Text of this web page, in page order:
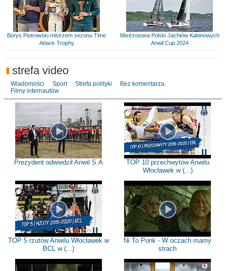
Borys Piotrowski mistrzem sezonu Time
Attack Trophy
Mistrzostwa Polski Jachtów Kabinowych
Anwil Cup 2024
strefa video
Wiadomości Sport Strefa polityki
Bez komentarza
Filmy internautów
Prezydent odwiedził Anwil S.A
TOP 10 przechwytów Anwilu
Włocławek w (...)
TOP 5 rzutów Anwilu Włocławek w
BCL w (...)
Ni To Ponk - W oczach mamy
strach